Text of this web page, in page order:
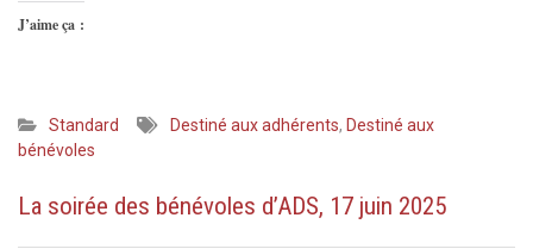
J’aime ça :
Standard Destiné aux adhérents, Destiné aux
bénévoles
La soirée des bénévoles d’ADS, 17 juin 2025